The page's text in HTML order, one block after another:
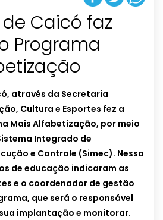
Caicó faz
Programa
através da Secretaria
Cultura e Esportes fez a
Mais Alfabetização, por meio
Integrado de
e Controle (Simec). Nessa
de educação indicaram as
e o coordenador de gestão
que será o responsável
implantação e monitorar.